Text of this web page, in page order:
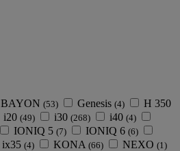
BAYON (53) Genesis (4) H 350
i20 (49) i30 (268) i40 (4)
IONIQ 5 (7) IONIQ 6 (6)
ix35 (4) KONA (66) NEXO (1)